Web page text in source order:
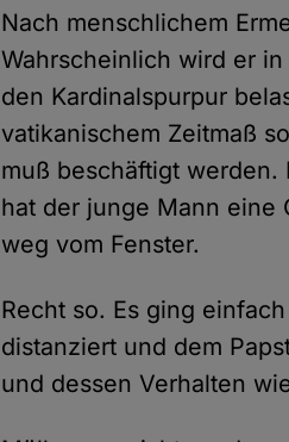
Nach menschlichem
Wahrscheinlich wird er
den Kardinalspurpur
vatikanischem Zeitmaß
muß beschäftigt
hat der junge Mann eine
weg vom Fenster.
Recht so. Es ging
distanziert und dem
und dessen Verhalten